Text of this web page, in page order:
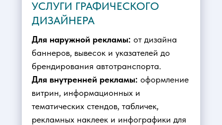
УСЛУГИ ГРАФИЧЕСКОГО
ДИЗАЙНЕРА
Для наружной рекламы: от дизайна
баннеров, вывесок и указателей до
брендирования автотранспорта.
Для внутренней рекламы: оформление
витрин, информационных и
тематических стендов, табличек,
рекламных наклеек и инфографики для